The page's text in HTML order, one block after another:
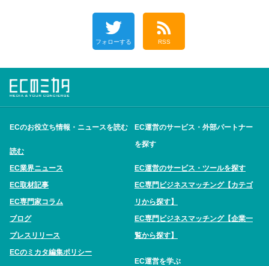
フォローする RSS
ECのお役立ち情報・ニュースを読む
読む
EC業界ニュース
EC取材記事
EC専門家コラム
ブログ
プレスリリース
ECのミカタ編集ポリシー
EC運営のサービス・外部パートナー
を探す
EC運営のサービス・ツールを探す
EC専門ビジネスマッチング【カテゴ
リから探す】
EC専門ビジネスマッチング【企業一
覧から探す】
EC運営を学ぶ